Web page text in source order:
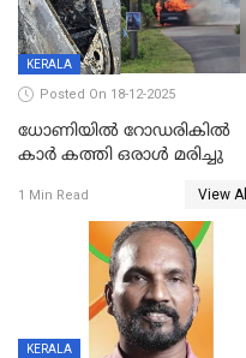
KERALA
Posted On 18-12-2025
ധോണിയിൽ റോഡരികിൽ
കാർ കത്തി ഒരാൾ മരിച്ചു
1 Min Read View All
KERALA